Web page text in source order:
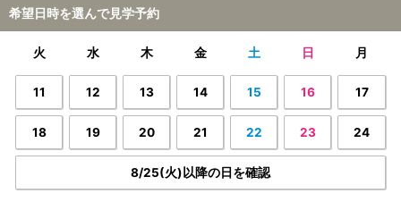
希望日時を選んで見学予約
火 水 木 金 土 日 月
11 12 13 14 15 16 17
18 19 20 21 22 23 24
8/25(火)以降の日を確認